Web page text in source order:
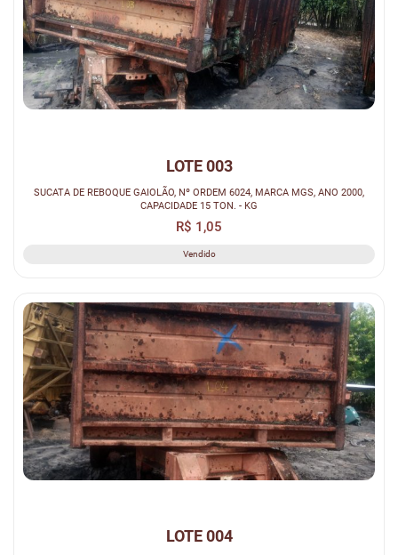
LOTE 003
SUCATA DE REBOQUE GAIOLÃO, Nº ORDEM 6024, MARCA MGS, ANO 2000,
CAPACIDADE 15 TON. - KG
R$ 1,05
Vendido
LOTE 004